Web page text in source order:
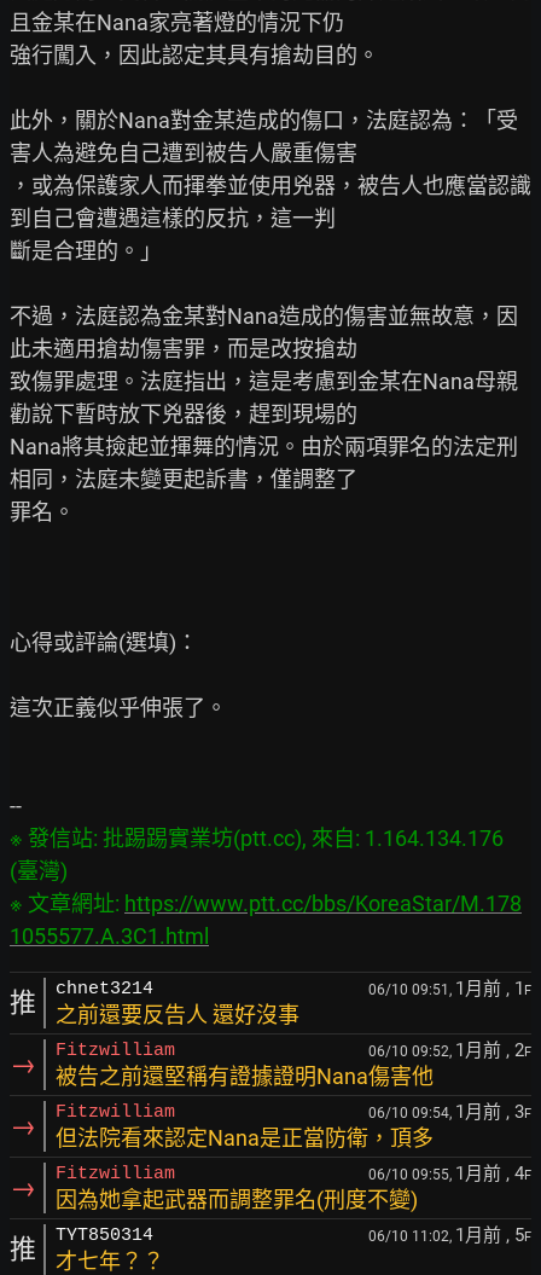
且金某在Nana家亮著燈的情況下仍
強行闖入，因此認定其具有搶劫目的。
此外，關於Nana對金某造成的傷口，法庭認為：「受
害人為避免自己遭到被告人嚴重傷害
，或為保護家人而揮拳並使用兇器，被告人也應當認識
到自己會遭遇這樣的反抗，這一判
斷是合理的。」
不過，法庭認為金某對Nana造成的傷害並無故意，因
此未適用搶劫傷害罪，而是改按搶劫
致傷罪處理。法庭指出，這是考慮到金某在Nana母親
勸說下暫時放下兇器後，趕到現場的
Nana將其撿起並揮舞的情況。由於兩項罪名的法定刑
相同，法庭未變更起訴書，僅調整了
罪名。
心得或評論(選填)：
這次正義似乎伸張了。
※ 發信站: 批踢踢實業坊(ptt.cc), 來自: 1.164.134.176
(臺灣)
※ 文章網址: https://www.ptt.cc/bbs/KoreaStar/M.178
1055577.A.3C1.html
推 chnet3214 06/10 09:51, 1月前 , 1 F
之前還要反告人 還好沒事
→ Fitzwilliam 06/10 09:52, 1月前 , 2F
被告之前還堅稱有證據證明Nana傷害他
→ Fitzwilliam 06/10 09:54, 1月前 , 3F
但法院看來認定Nana是正當防衛，頂多
→ Fitzwilliam 06/10 09:55, 1月前 , 4F
因為她拿起武器而調整罪名(刑度不變)
推 TYT850314 06/10 11:02, 1月前 , 5F
才七年？？